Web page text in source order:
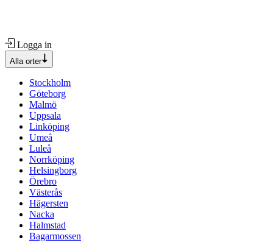
Logga in
Alla orter
Stockholm
Göteborg
Malmö
Uppsala
Linköping
Umeå
Luleå
Norrköping
Helsingborg
Örebro
Västerås
Hägersten
Nacka
Halmstad
Bagarmossen